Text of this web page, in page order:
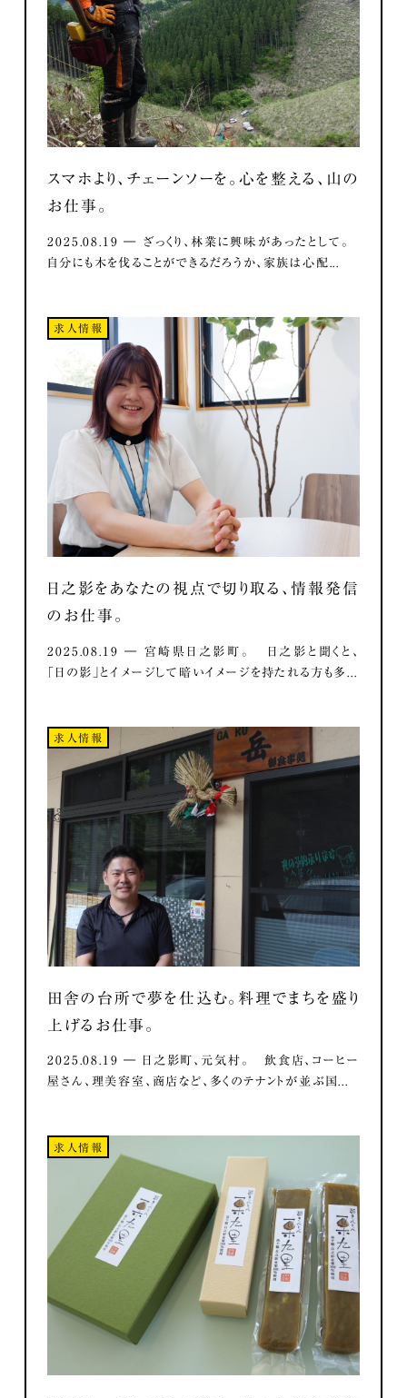
スマホより、チェーンソーを。心を整える、山の
お仕事。
2025.08.19 ― ざっくり、林業に興味があったとして。
自分にも木を伐ることができるだろうか、家族は心配...
求人情報
日之影をあなたの視点で切り取る、情報発信
のお仕事。
2025.08.19 ― 宮崎県日之影町。 日之影と聞くと、
「日の影」とイメージして暗いイメージを持たれる方も多...
求人情報
田舎の台所で夢を仕込む。料理でまちを盛り
上げるお仕事。
2025.08.19 ― 日之影町、元気村。 飲食店、コーヒー
屋さん、理美容室、商店など、多くのテナントが並ぶ国...
求人情報